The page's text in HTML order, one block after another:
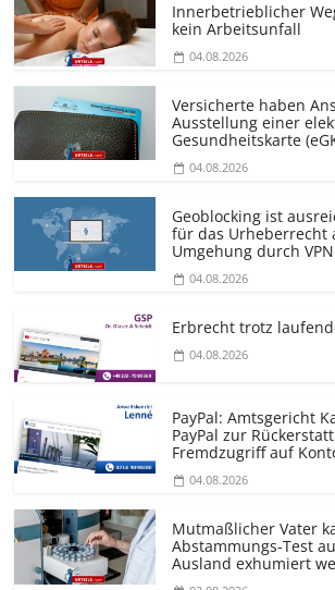
Innerbetrieblicher
kein Arbeitsunfall
04.08.2026
Versicherte haben
Ausstellung einer
Gesundheitskarte
04.08.2026
Geoblocking ist
für das Urheberrecht
Umgehung durch VPN
04.08.2026
Erbrecht trotz
04.08.2026
PayPal: Amtsgericht
PayPal zur
Fremdzugriff auf
04.08.2026
Mutmaßlicher Vater
Abstammungs-Test
Ausland exhumiert